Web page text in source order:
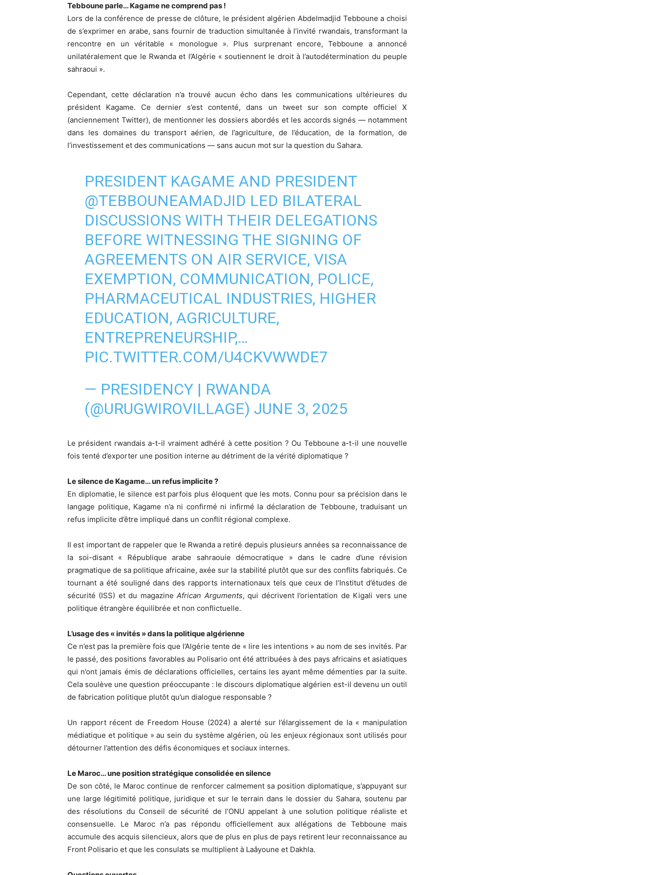
Tebboune parle… Kagame ne comprend pas !
Lors de la conférence de presse de clôture, le président algérien Abdelmadjid Tebboune a choisi
de s’exprimer en arabe, sans fournir de traduction simultanée à l’invité rwandais, transformant la
rencontre en un véritable « monologue ». Plus surprenant encore, Tebboune a annoncé
unilatéralement que le Rwanda et l’Algérie « soutiennent le droit à l’autodétermination du peuple
sahraoui ».
Cependant, cette déclaration n’a trouvé aucun écho dans les communications ultérieures du
président Kagame. Ce dernier s’est contenté, dans un tweet sur son compte officiel X
(anciennement Twitter), de mentionner les dossiers abordés et les accords signés — notamment
dans les domaines du transport aérien, de l’agriculture, de l’éducation, de la formation, de
l’investissement et des communications — sans aucun mot sur la question du Sahara.
PRESIDENT KAGAME AND PRESIDENT
@TEBBOUNEAMADJID LED BILATERAL
DISCUSSIONS WITH THEIR DELEGATIONS
BEFORE WITNESSING THE SIGNING OF
AGREEMENTS ON AIR SERVICE, VISA
EXEMPTION, COMMUNICATION, POLICE,
PHARMACEUTICAL INDUSTRIES, HIGHER
EDUCATION, AGRICULTURE,
ENTREPRENEURSHIP,…
PIC.TWITTER.COM/U4CKVWWDE7
— PRESIDENCY | RWANDA
(@URUGWIROVILLAGE) JUNE 3, 2025
Le président rwandais a-t-il vraiment adhéré à cette position ? Ou Tebboune a-t-il une nouvelle
fois tenté d’exporter une position interne au détriment de la vérité diplomatique ?
Le silence de Kagame… un refus implicite ?
En diplomatie, le silence est parfois plus éloquent que les mots. Connu pour sa précision dans le
langage politique, Kagame n’a ni confirmé ni infirmé la déclaration de Tebboune, traduisant un
refus implicite d’être impliqué dans un conflit régional complexe.
Il est important de rappeler que le Rwanda a retiré depuis plusieurs années sa reconnaissance de
la soi-disant « République arabe sahraouie démocratique » dans le cadre d’une révision
pragmatique de sa politique africaine, axée sur la stabilité plutôt que sur des conflits fabriqués. Ce
tournant a été souligné dans des rapports internationaux tels que ceux de l’Institut d’études de
sécurité (ISS) et du magazineAfrican Arguments, qui décrivent l’orientation de Kigali vers une
politique étrangère équilibrée et non conflictuelle.
L’usage des « invités » dans la politique algérienne
Ce n’est pas la première fois que l’Algérie tente de « lire les intentions » au nom de ses invités. Par
le passé, des positions favorables au Polisario ont été attribuées à des pays africains et asiatiques
qui n’ont jamais émis de déclarations officielles, certains les ayant même démenties par la suite.
Cela soulève une question préoccupante : le discours diplomatique algérien est-il devenu un outil
de fabrication politique plutôt qu’un dialogue responsable ?
Un rapport récent de Freedom House (2024) a alerté sur l’élargissement de la « manipulation
médiatique et politique » au sein du système algérien, où les enjeux régionaux sont utilisés pour
détourner l’attention des défis économiques et sociaux internes.
Le Maroc… une position stratégique consolidée en silence
De son côté, le Maroc continue de renforcer calmement sa position diplomatique, s’appuyant sur
une large légitimité politique, juridique et sur le terrain dans le dossier du Sahara, soutenu par
des résolutions du Conseil de sécurité de l’ONU appelant à une solution politique réaliste et
consensuelle. Le Maroc n’a pas répondu officiellement aux allégations de Tebboune mais
accumule des acquis silencieux, alors que de plus en plus de pays retirent leur reconnaissance au
Front Polisario et que les consulats se multiplient à Laâyoune et Dakhla.